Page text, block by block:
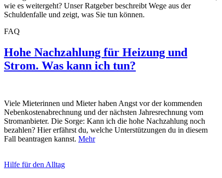
wie es weitergeht? Unser Ratgeber beschreibt Wege aus der
Schuldenfalle und zeigt, was Sie tun können.
FAQ
Hohe Nachzahlung für Heizung und
Strom. Was kann ich tun?
Viele Mieterinnen und Mieter haben Angst vor der kommenden
Nebenkostenabrechnung und der nächsten Jahresrechnung vom
Stromanbieter. Die Sorge: Kann ich die hohe Nachzahlung noch
bezahlen? Hier erfährst du, welche Unterstützungen du in diesem
Fall beantragen kannst. Mehr
Hilfe für den Alltag